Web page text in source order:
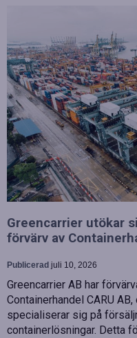
Greencarrier utökar
förvärv av
Publicerad juli 10, 2026
Greencarrier AB har
Containerhandel CARU
specialiserar sig på
containerlösningar. Detta